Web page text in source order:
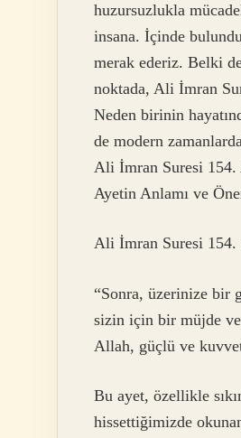
huzursuzlukla
insana. İçinde
merak ederiz. Belki
noktada, Ali İmran
Neden birinin
de modern
Ali İmran Suresi
Ayetin Anlamı ve
Ali İmran Suresi 154.
“Sonra, üzerinize bir
sizin için bir müjde
Allah, güçlü ve
Bu ayet, özellikle
hissettiğimizde